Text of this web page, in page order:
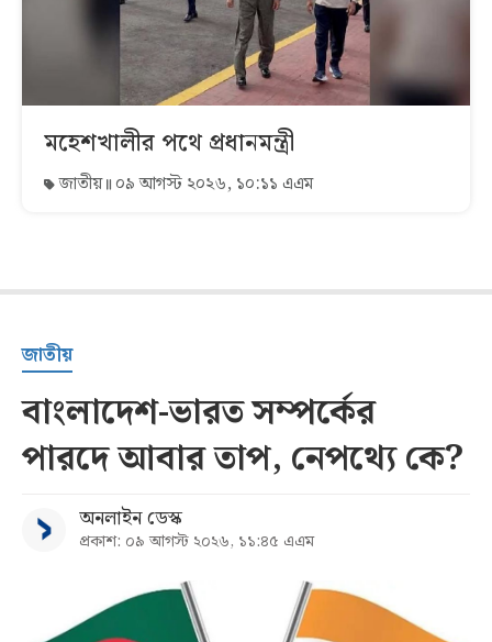
মহেশখালীর পথে প্রধানমন্ত্রী
জাতীয় ০৯ আগস্ট ২০২৬, ১০:১১ এএম
জাতীয়
বাংলাদেশ-ভারত সম্পর্কের
পারদে আবার তাপ, নেপথ্যে কে?
অনলাইন ডেস্ক
প্রকাশ: ০৯ আগস্ট ২০২৬, ১১:৪৫ এএম